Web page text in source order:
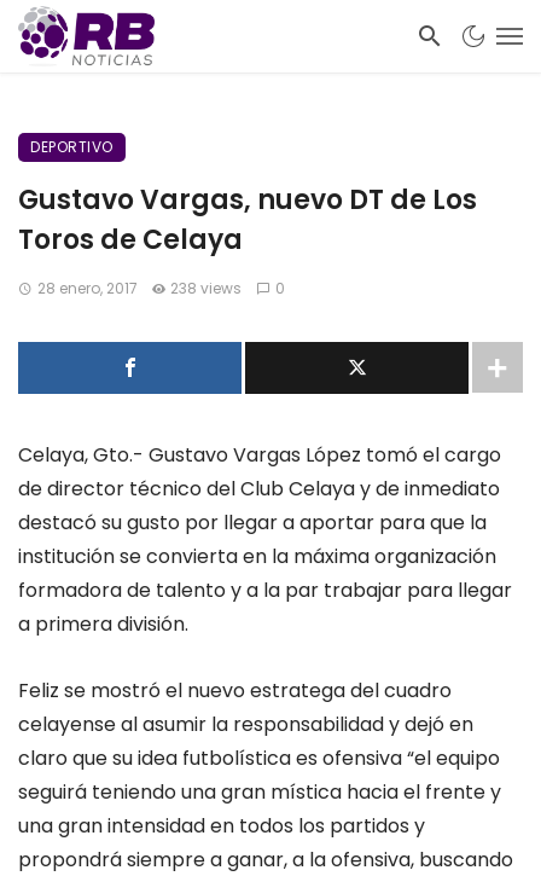
DEPORTIVO
Gustavo Vargas, nuevo DT de Los
Toros de Celaya
28 enero, 2017 238 views 0
Celaya, Gto.- Gustavo Vargas López tomó el cargo
de director técnico del Club Celaya y de inmediato
destacó su gusto por llegar a aportar para que la
institución se convierta en la máxima organización
formadora de talento y a la par trabajar para llegar
a primera división.
Feliz se mostró el nuevo estratega del cuadro
celayense al asumir la responsabilidad y dejó en
claro que su idea futbolística es ofensiva “el equipo
seguirá teniendo una gran mística hacia el frente y
una gran intensidad en todos los partidos y
propondrá siempre a ganar, a la ofensiva, buscando